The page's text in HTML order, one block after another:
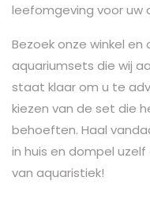
leefomgeving voor uw
Bezoek onze winkel
aquariumsets die wij
staat klaar om u te
kiezen van de set die
behoeften. Haal
in huis en dompel
van aquaristiek!